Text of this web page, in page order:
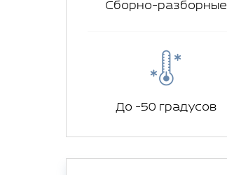
Сборно-разборные
До -50 градусов